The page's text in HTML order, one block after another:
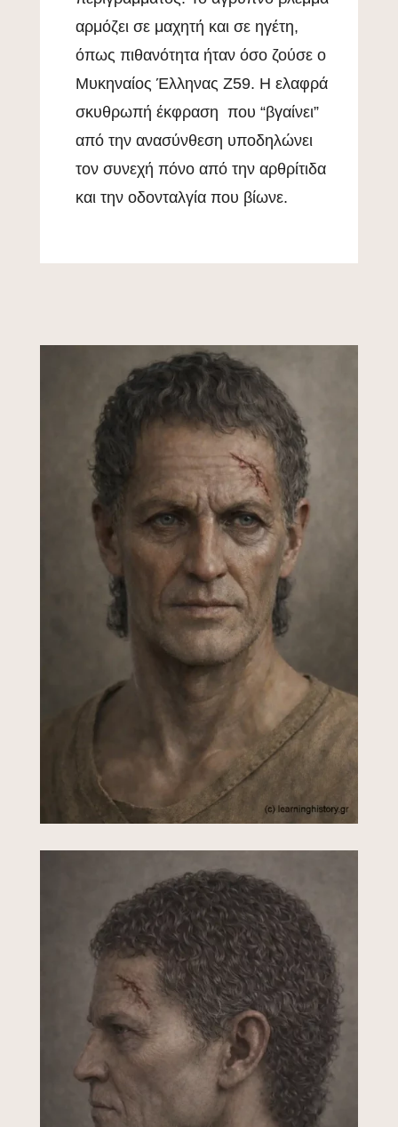
αρμόζει σε μαχητή και σε ηγέτη,
όπως πιθανότητα ήταν όσο ζούσε ο
Μυκηναίος Έλληνας Ζ59. Η ελαφρά
σκυθρωπή έκφραση που “βγαίνει”
από την ανασύνθεση υποδηλώνει
τον συνεχή πόνο από την αρθρίτιδα
και την οδονταλγία που βίωνε.